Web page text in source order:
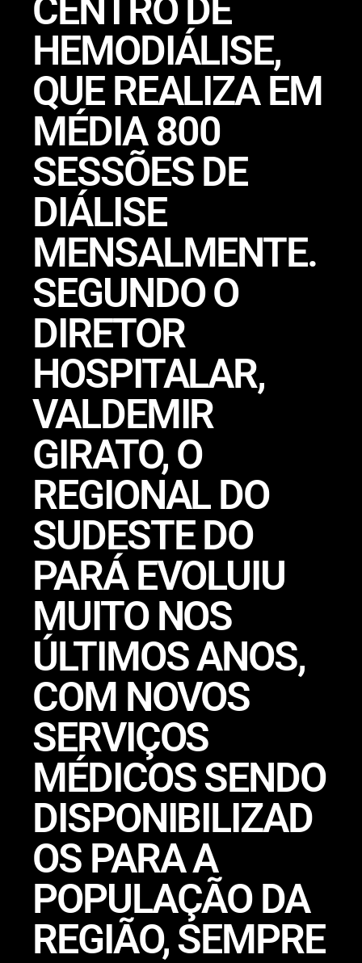
CENTRO DE
HEMODIÁLISE,
QUE REALIZA EM
MÉDIA 800
SESSÕES DE
DIÁLISE
MENSALMENTE.
SEGUNDO O
DIRETOR
HOSPITALAR,
VALDEMIR
GIRATO, O
REGIONAL DO
SUDESTE DO
PARÁ EVOLUIU
MUITO NOS
ÚLTIMOS ANOS,
COM NOVOS
SERVIÇOS
MÉDICOS SENDO
DISPONIBILIZAD
OS PARA A
POPULAÇÃO DA
REGIÃO, SEMPRE